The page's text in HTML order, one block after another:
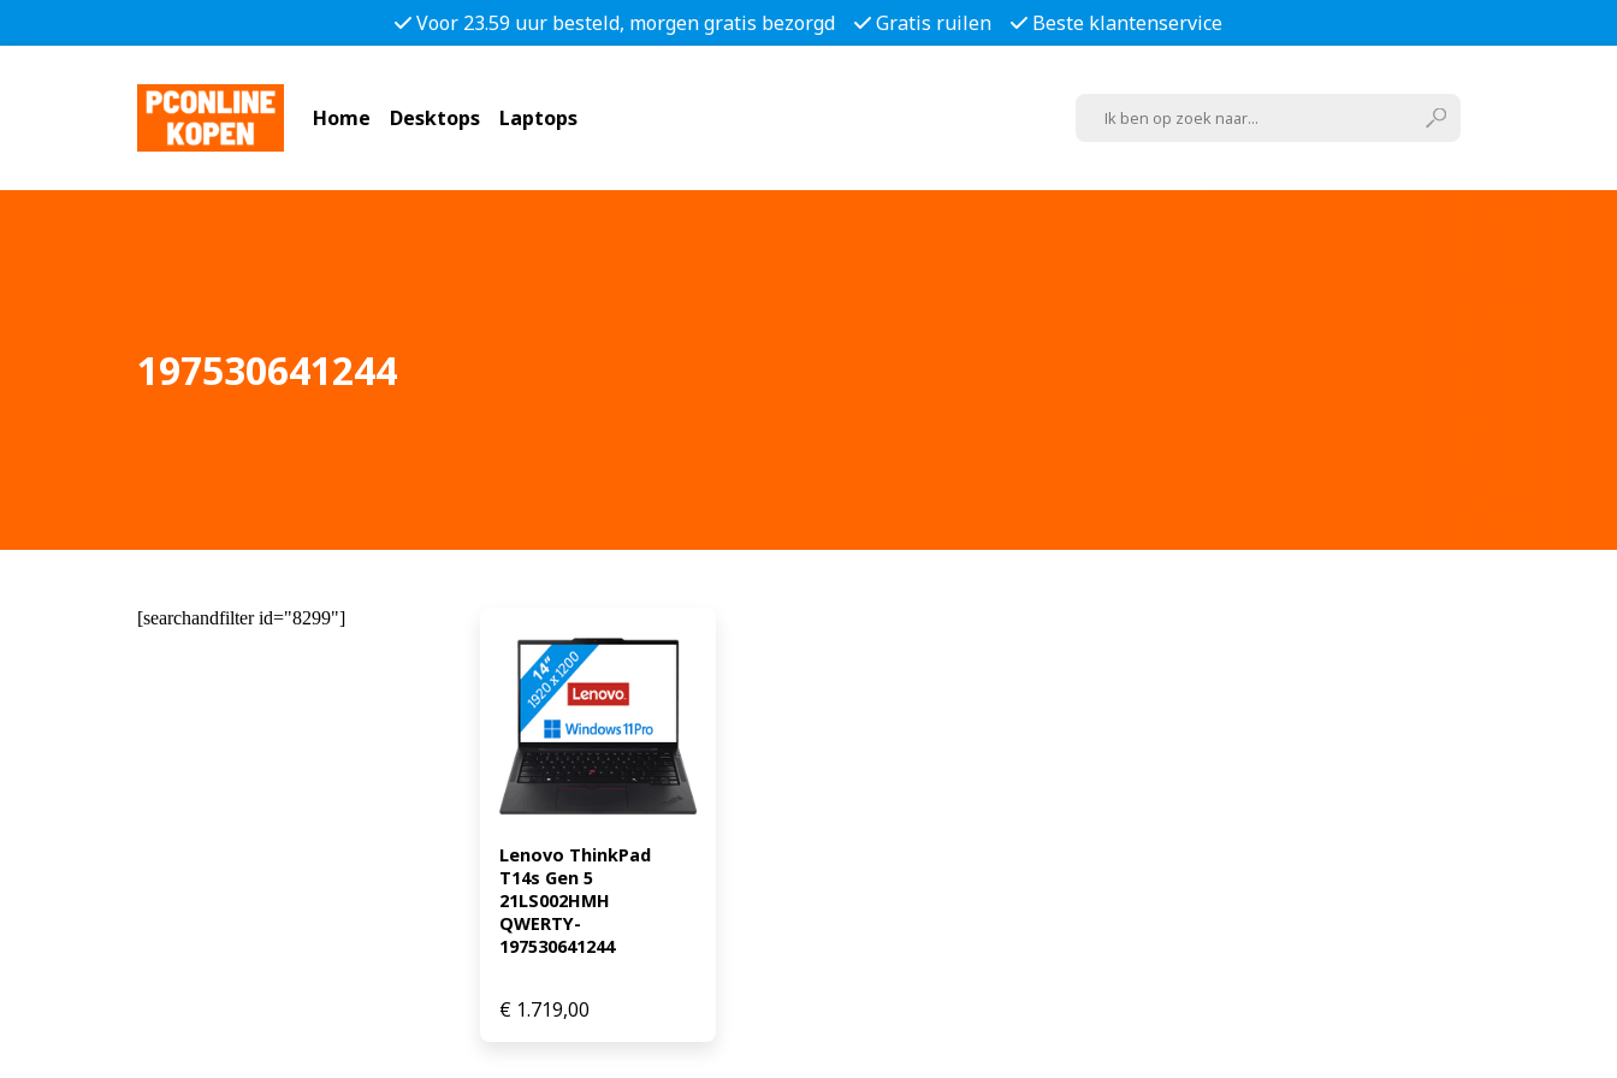
Voor 23.59 uur besteld, morgen gratis bezorgd Gratis ruilen Beste klantenservice
Home Desktops Laptops
197530641244
[searchandfilter id="8299"]
Lenovo ThinkPad
T14s Gen 5
21LS002HMH
QWERTY-
197530641244
€ 1.719,00